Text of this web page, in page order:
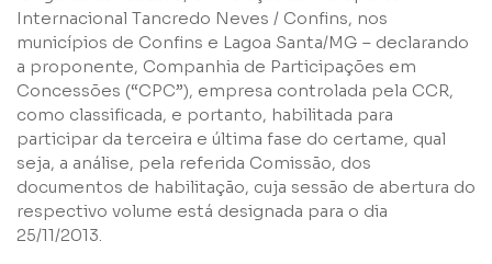
Internacional Tancredo Neves / Confins, nos
municípios de Confins e Lagoa Santa/MG – declarando
a proponente, Companhia de Participações em
Concessões (“CPC”), empresa controlada pela CCR,
como classificada, e portanto, habilitada para
participar da terceira e última fase do certame, qual
seja, a análise, pela referida Comissão, dos
documentos de habilitação, cuja sessão de abertura do
respectivo volume está designada para o dia
25/11/2013.
Perfil
Grupos